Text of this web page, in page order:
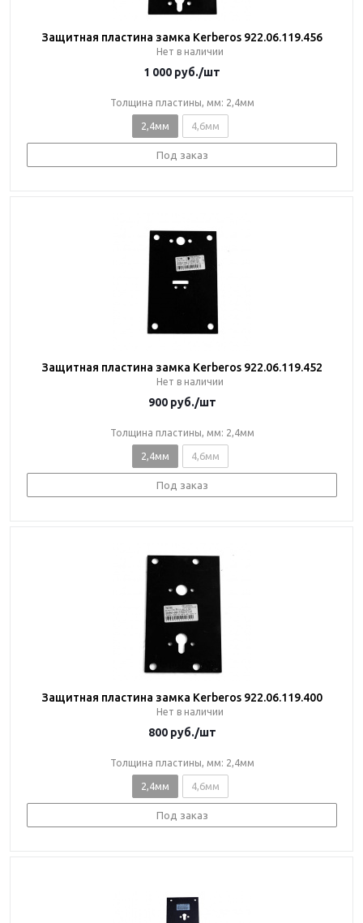
Защитная пластина замка Kerberos 922.06.119.456
Нет в наличии
1 000 руб./шт
Толщина пластины, мм: 2,4мм
2,4мм 4,6мм
Под заказ
Защитная пластина замка Kerberos 922.06.119.452
Нет в наличии
900руб./шт
Толщина пластины, мм: 2,4мм
2,4мм 4,6мм
Под заказ
Защитная пластина замка Kerberos 922.06.119.400
Нет в наличии
800руб./шт
Толщина пластины, мм: 2,4мм
2,4мм 4,6мм
Под заказ